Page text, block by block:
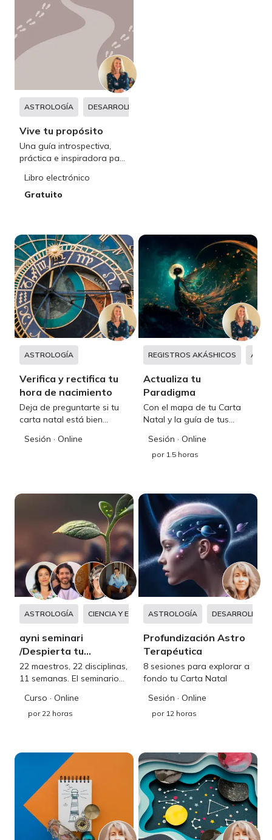
ASTROLOGÍA DESARROLLO PERSONAL
Vive tu propósito
Una guía introspectiva,
práctica e inspiradora para
paradigma
Libro electrónico
Gratuito
ASTROLOGÍA
Verifica y rectifica tu
hora de nacimiento
Deja de preguntarte si tu
carta natal está bien
de nacimiento más precisa
Sesión · Online
REGISTROS AKÁSHICOS
Actualiza tu
Paradigma
Con el mapa de tu Carta
Natal y la guía de tus
buscaremos recordar tu
propósito vital para que
Sesión · Online
por 1.5 horas
ASTROLOGÍA CIENCIA Y ESPIRITUALIDAD DESARROLLO
ayni seminari
/Despierta tu
Maestría Interna
22 maestros, 22 disciplinas,
11 semanas. El seminario
para desbloquear tu
sabiduría innata, impulsar
Curso · Online
por 22 horas
ASTROLOGÍA DESARROLLO
Profundización Astro
Terapéutica
8 sesiones para explorar a
fondo tu Carta Natal
Sesión · Online
por 12 horas